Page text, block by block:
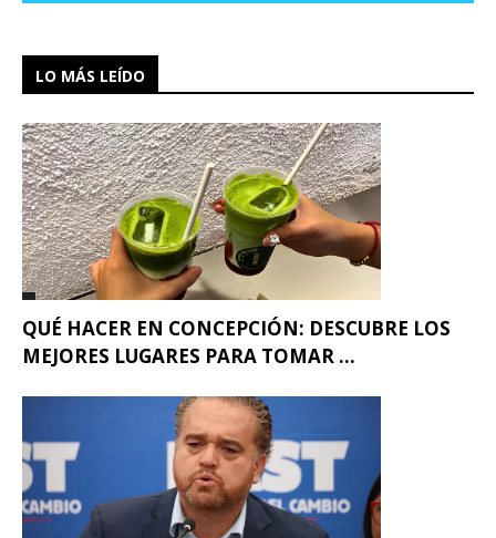
LO MÁS LEÍDO
QUÉ HACER EN CONCEPCIÓN: DESCUBRE LOS
MEJORES LUGARES PARA TOMAR ...